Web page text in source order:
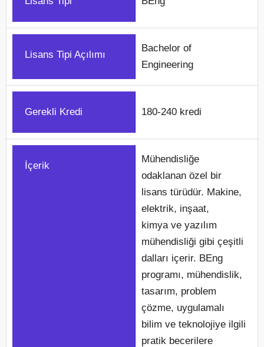
Lisans Tipi Açılımı
Bachelor of
Engineering
Gerekli Kredi 180-240 kredi
İçerik
Mühendisliğe
odaklanan özel bir
lisans türüdür. Makine,
elektrik, inşaat,
kimya ve yazılım
mühendisliği gibi çeşitli
dalları içerir. BEng
programı, mühendislik,
tasarım, problem
çözme, uygulamalı
bilim ve teknolojiye ilgili
pratik becerilere